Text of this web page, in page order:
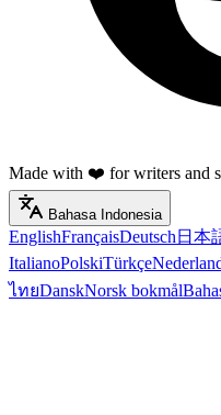
Made with ❤️ for writers and
Bahasa Indonesia
EnglishFrançaisDeutsch 日本
ItalianoPolskiTürkçe
ไทยDanskNorsk bokmål